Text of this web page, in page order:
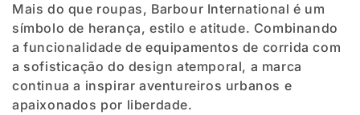
Mais do que roupas, Barbour International é um
símbolo de herança, estilo e atitude. Combinando
a funcionalidade de equipamentos de corrida com
a sofisticação do design atemporal, a marca
continua a inspirar aventureiros urbanos e
apaixonados por liberdade.